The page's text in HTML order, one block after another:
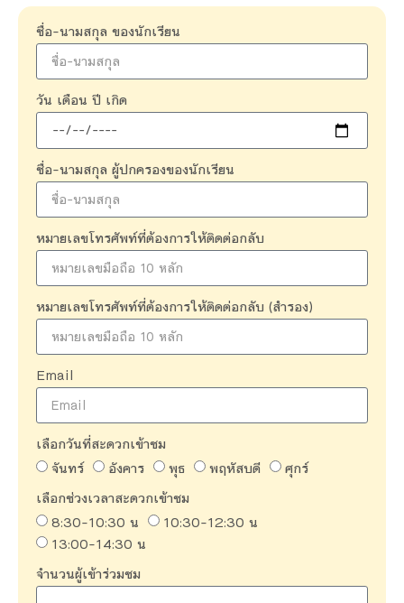
ชื่อ-นามสกุล ของนักเรียน
วัน เดือน ปี เกิด
ชื่อ-นามสกุล ผู้ปกครองของนักเรียน
หมายเลขโทรศัพท์ที่ต้องการให้ติดต่อกลับ
หมายเลขโทรศัพท์ที่ต้องการให้ติดต่อกลับ (สำรอง)
Email
เลือกวันที่สะดวกเข้าชม
จันทร์
อังคาร พุธ พฤหัสบดี
ศุกร์
เลือกช่วงเวลาสะดวกเข้าชม
8:30-10:30 น
10:30-12:30 น
13:00-14:30 น
จำนวนผู้เข้าร่วมชม